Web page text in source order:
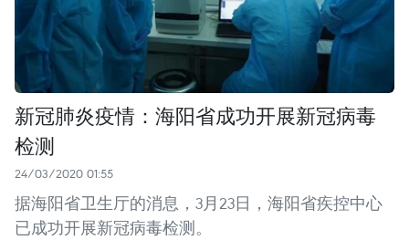
新冠肺炎疫情：海阳省成功开展新冠病毒
检测
24/03/2020 01:55
据海阳省卫生厅的消息，3月23日，海阳省疾控中心
已成功开展新冠病毒检测。